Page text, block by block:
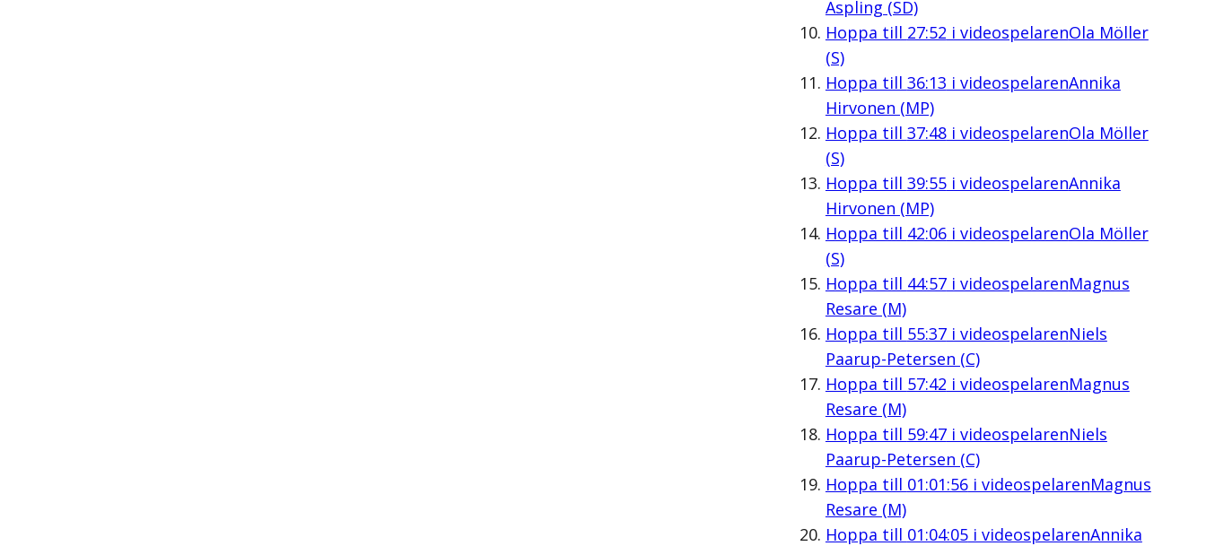
Aspling (SD)
Hoppa till 27:52 i videospelarenOla Möller
(S)
Hoppa till 36:13 i videospelarenAnnika
Hirvonen (MP)
Hoppa till 37:48i videospelarenOla Möller
(S)
Hoppa till 39:55i videospelarenAnnika
Hirvonen (MP)
Hoppa till 42:06i videospelarenOla Möller
(S)
Hoppa till 44:57i videospelarenMagnus
Resare (M)
Hoppa till 55:37i videospelarenNiels
Paarup-Petersen (C)
Hoppa till 57:42 i videospelarenMagnus
Resare (M)
Hoppa till 59:47i videospelarenNiels
Paarup-Petersen (C)
Hoppa till 01:01:56i videospelarenMagnus
Resare (M)
Hoppa till 01:04:05i videospelarenAnnika